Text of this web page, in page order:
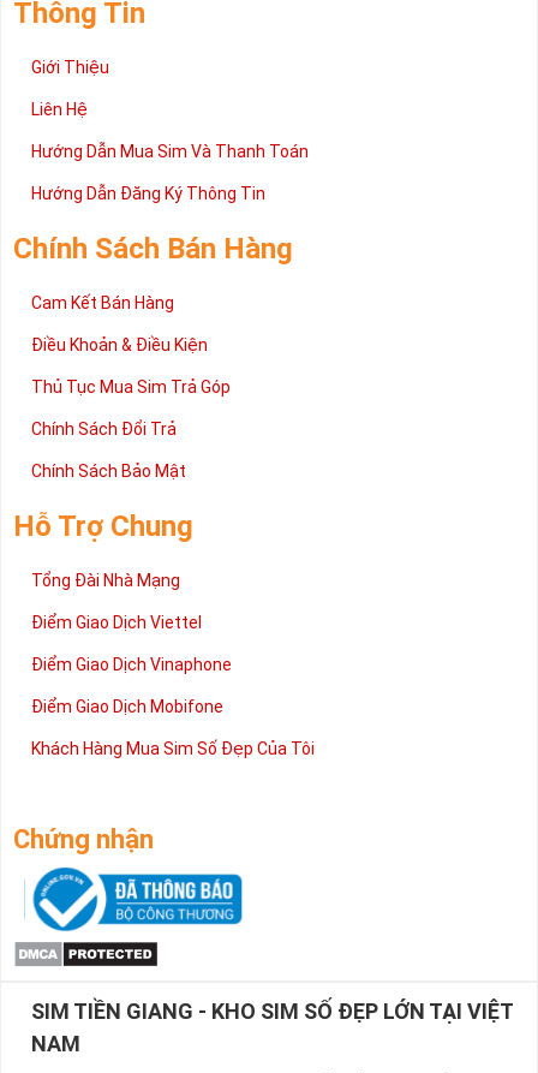
Thông Tin
Giới Thiệu
Liên Hệ
Hướng Dẫn Mua Sim Và Thanh Toán
Hướng Dẫn Đăng Ký Thông Tin
Chính Sách Bán Hàng
Cam Kết Bán Hàng
Điều Khoản & Điều Kiện
Thủ Tục Mua Sim Trả Góp
Chính Sách Đổi Trả
Chính Sách Bảo Mật
Hỗ Trợ Chung
Tổng Đài Nhà Mạng
Điểm Giao Dịch Viettel
Điểm Giao Dịch Vinaphone
Điểm Giao Dịch Mobifone
Khách Hàng Mua Sim Số Đẹp Của Tôi
Chứng nhận
SIM TIỀN GIANG - KHO SIM SỐ ĐẸP LỚN TẠI VIỆT
NAM